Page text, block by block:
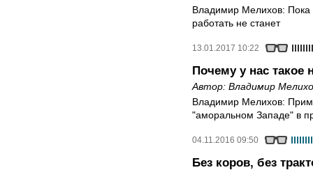
Владимир Мелихов:
работать не станет
13.01.2017 10:22
Почему у нас такое
Автор: Владимир
Владимир Мелихов:
"аморальном Западе" в
04.11.2016 09:50
Без коров, без